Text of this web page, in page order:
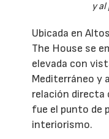
y
Ubicada en
The House se
elevada con
Mediterráneo y
relación directa
fue el punto de
interiorismo.